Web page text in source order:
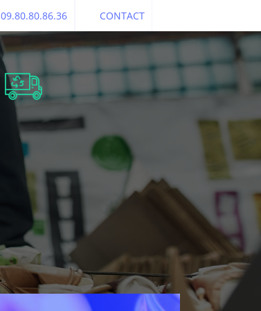
09.80.80.86.36 CONTACT